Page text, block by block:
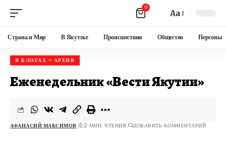
0
Aa
Страна и Мир В Якутске Происшествия Общество Персоны
В БЛОГАХ - АРХИВ
Еженедельник «Вести Якутии»
АФАНАСИЙ МАКСИМОВ 2 МИН. ЧТЕНИЯ ДОБАВИТЬ КОММЕНТАРИЙ